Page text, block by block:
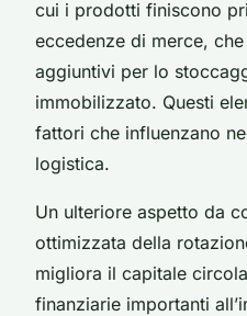
cui i prodotti finiscono
eccedenze di merce,
aggiuntivi per lo
immobilizzato. Questi
fattori che influenzano
logistica.
Un ulteriore aspetto da
ottimizzata della
migliora il capitale
finanziarie importanti